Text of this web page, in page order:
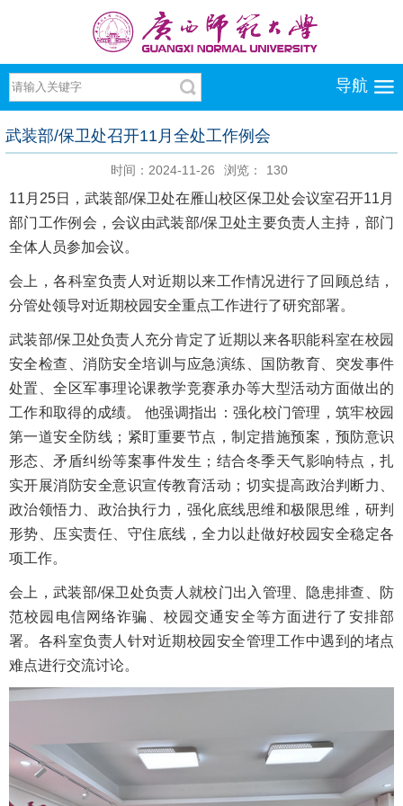
导航
武装部/保卫处召开11月全处工作例会
时间：2024-11-26 浏览： 130
11月25日，武装部/保卫处在雁山校区保卫处会议室召开11月
部门工作例会，会议由武装部/保卫处主要负责人主持，部门
全体人员参加会议。
会上，各科室负责人对近期以来工作情况进行了回顾总结，
分管处领导对近期校园安全重点工作进行了研究部署。
武装部/保卫处负责人充分肯定了近期以来各职能科室在校园
安全检查、消防安全培训与应急演练、国防教育、突发事件
处置、全区军事理论课教学竞赛承办等大型活动方面做出的
工作和取得的成绩。 他强调指出：强化校门管理，筑牢校园
第一道安全防线；紧盯重要节点，制定措施预案，预防意识
形态、矛盾纠纷等案事件发生；结合冬季天气影响特点，扎
实开展消防安全意识宣传教育活动；切实提高政治判断力、
政治领悟力、政治执行力，强化底线思维和极限思维，研判
形势、压实责任、守住底线，全力以赴做好校园安全稳定各
项工作。
会上，武装部/保卫处负责人就校门出入管理、隐患排查、防
范校园电信网络诈骗、校园交通安全等方面进行了安排部
署。各科室负责人针对近期校园安全管理工作中遇到的堵点
难点进行交流讨论。